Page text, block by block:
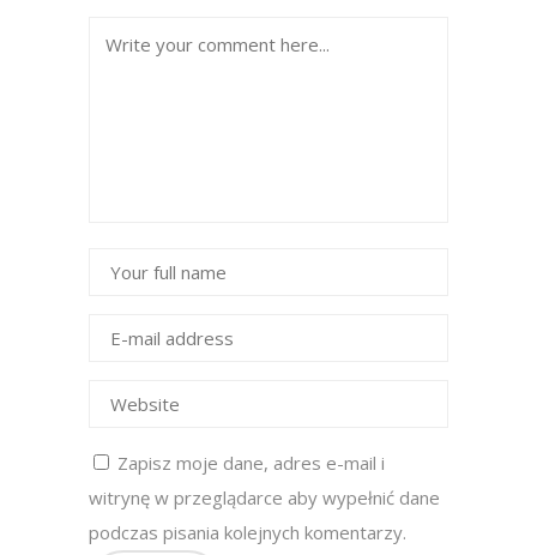
Zapisz moje dane, adres e-mail i
witrynę w przeglądarce aby wypełnić dane
podczas pisania kolejnych komentarzy.